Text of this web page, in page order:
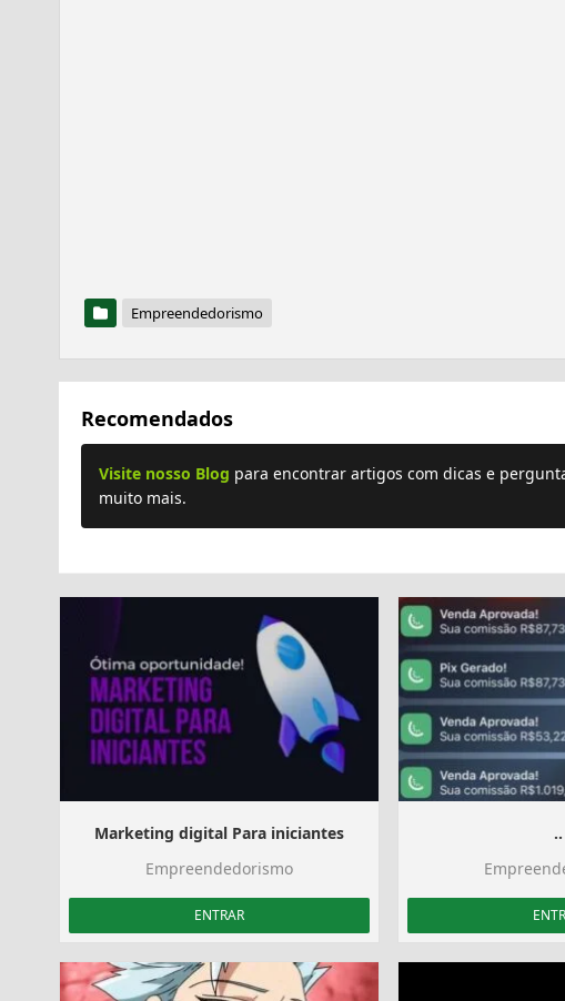
Empreendedorismo
Recomendados
Visite nosso Blog para encontrar artigos com dicas e
muito mais.
Marketing digital Para iniciantes
Empreendedorismo
ENTRAR
..